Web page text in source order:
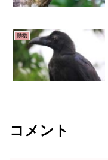
動物
コメント